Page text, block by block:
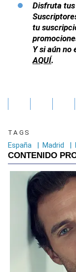
Disfruta
tu
Y si aún no
AQUÍ.
TAGS
España | Madrid |